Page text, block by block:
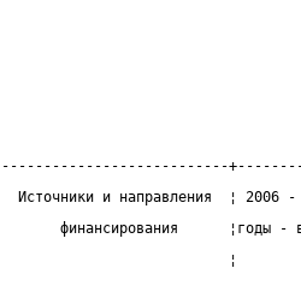
---------------------------
Источники и направления  ¦ 2006
финансирования      ¦годы -
¦